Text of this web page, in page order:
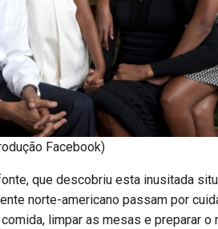
Facebook)
que descobriu esta inusitada
norte-americano passam por
limpar as mesas e preparar o